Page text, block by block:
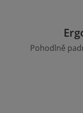
Pohodlně